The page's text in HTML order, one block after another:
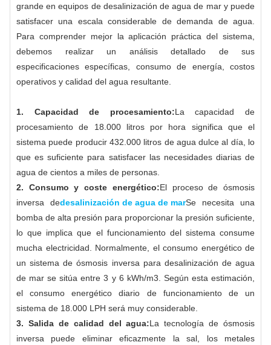
grande en equipos de desalinización de agua de mar y puede
satisfacer una escala considerable de demanda de agua.
Para comprender mejor la aplicación práctica del sistema,
debemos realizar un análisis detallado de sus
especificaciones específicas, consumo de energía, costos
operativos y calidad del agua resultante.
1. Capacidad de procesamiento:La capacidad de
procesamiento de 18.000 litros por hora significa que el
sistema puede producir 432.000 litros de agua dulce al día, lo
que es suficiente para satisfacer las necesidades diarias de
agua de cientos a miles de personas.
2. Consumo y coste energético:El proceso de ósmosis
inversa dedesalinización de agua de marSe necesita una
bomba de alta presión para proporcionar la presión suficiente,
lo que implica que el funcionamiento del sistema consume
mucha electricidad. Normalmente, el consumo energético de
un sistema de ósmosis inversa para desalinización de agua
de mar se sitúa entre 3 y 6 kWh/m3. Según esta estimación,
el consumo energético diario de funcionamiento de un
sistema de 18.000 LPH será muy considerable.
3. Salida de calidad del agua:La tecnología de ósmosis
inversa puede eliminar eficazmente la sal, los metales